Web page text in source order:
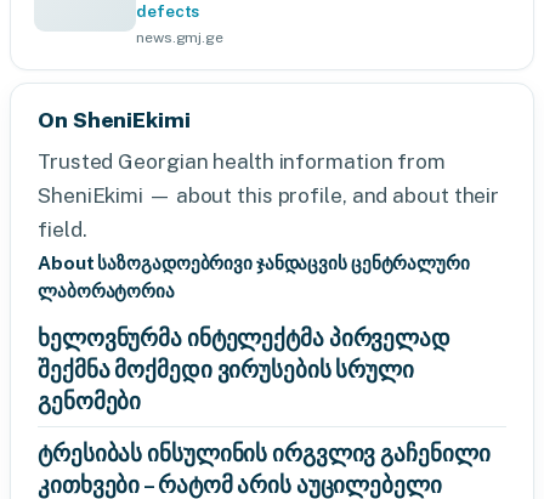
defects
news.gmj.ge
On SheniEkimi
Trusted Georgian health information from
SheniEkimi — about this profile, and about their
field.
About საზოგადოებრივი ჯანდაცვის ცენტრალური
ლაბორატორია
ხელოვნურმა ინტელექტმა პირველად
შექმნა მოქმედი ვირუსების სრული
გენომები
ტრესიბას ინსულინის ირგვლივ გაჩენილი
კითხვები – რატომ არის აუცილებელი